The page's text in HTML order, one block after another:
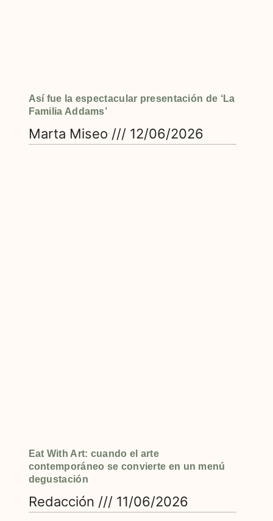
Así fue la espectacular presentación de ‘La
Familia Addams’
Marta Miseo 12/06/2026
Eat With Art: cuando el arte
contemporáneo se convierte en un menú
degustación
Redacción 11/06/2026